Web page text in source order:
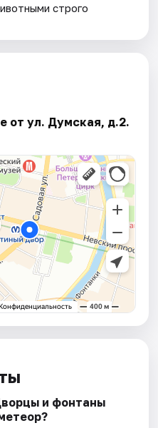
строго
от ул. Думская, д.2.
и фонтаны